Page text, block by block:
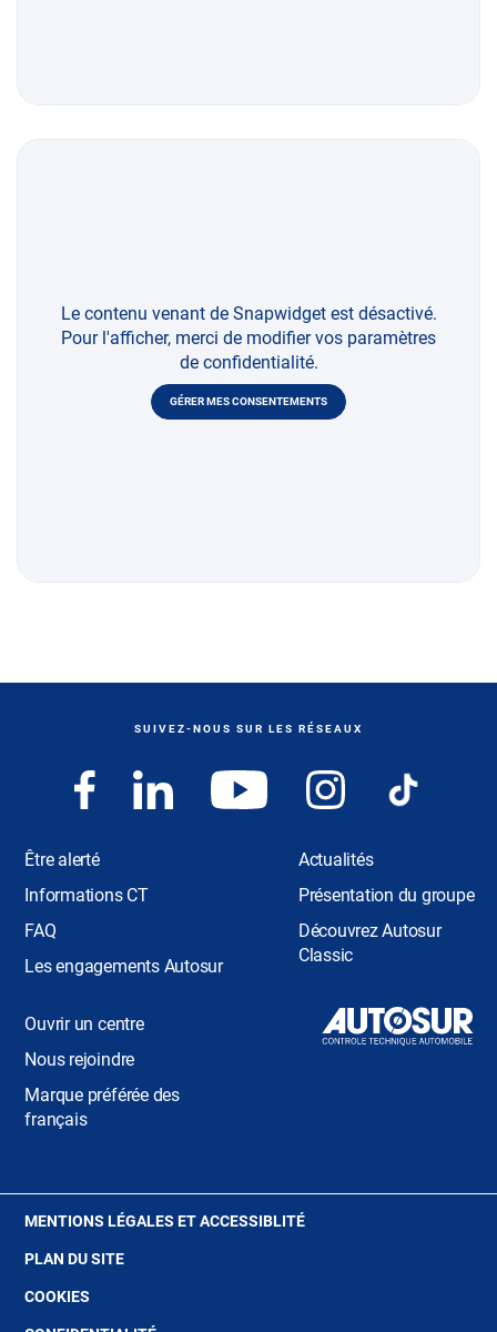
Le contenu venant de Snapwidget est désactivé.
Pour l'afficher, merci de modifier vos paramètres
de confidentialité.
GÉRER MES CONSENTEMENTS
SUIVEZ-NOUS SUR LES RÉSEAUX
Être alerté
Informations CT
FAQ
Les engagements Autosur
Actualités
Présentation du groupe
Découvrez Autosur
Classic
Ouvrir un centre
Nous rejoindre
Marque préférée des
français
MENTIONS LÉGALES ET ACCESSIBLITÉ(OUVRE
PLAN DU SITE
COOKIES